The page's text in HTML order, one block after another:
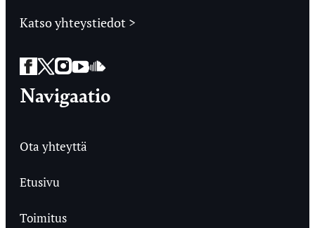
Katso yhteystiedot >
Facebook
Twitter
Instagram
YouTube
SoundCloud
Navigaatio
Ota yhteyttä
Etusivu
Toimitus